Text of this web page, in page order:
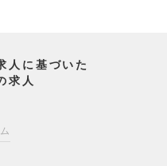
人に基づいた
求人